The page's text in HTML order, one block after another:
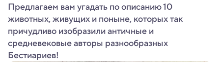
Предлагаем вам угадать по описанию 10
животных, живущих и поныне, которых так
причудливо изобразили античные и
средневековые авторы разнообразных
Бестиариев!